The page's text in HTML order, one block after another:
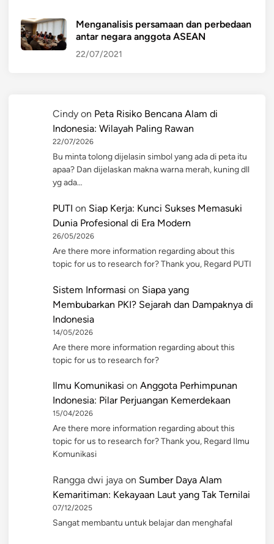
Menganalisis persamaan dan perbedaan
antar negara anggota ASEAN
22/07/2021
Cindy on Peta Risiko Bencana Alam di
Indonesia: Wilayah Paling Rawan
22/07/2026
Bu minta tolong dijelasin simbol yang ada di peta itu
apaa? Dan dijelaskan makna warna merah, kuning dll
yg ada…
PUTI on Siap Kerja: Kunci Sukses Memasuki
Dunia Profesional di Era Modern
26/05/2026
Are there more information regarding about this
topic for us to research for? Thank you, Regard PUTI
Sistem Informasi on Siapa yang
Membubarkan PKI? Sejarah dan Dampaknya di
Indonesia
14/05/2026
Are there more information regarding about this
topic for us to research for?
Ilmu Komunikasi on Anggota Perhimpunan
Indonesia: Pilar Perjuangan Kemerdekaan
15/04/2026
Are there more information regarding about this
topic for us to research for? Thank you, Regard Ilmu
Komunikasi
Rangga dwi jaya on Sumber Daya Alam
Kemaritiman: Kekayaan Laut yang Tak Ternilai
07/12/2025
Sangat membantu untuk belajar dan menghafal